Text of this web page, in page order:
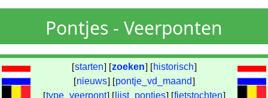
Pontjes - Veerponten
[starten] [zoeken] [ historisch]
[nieuws] [pontje_vd_maand]
[type_veerpont] [ lijst_pontjes] [fietstochten]